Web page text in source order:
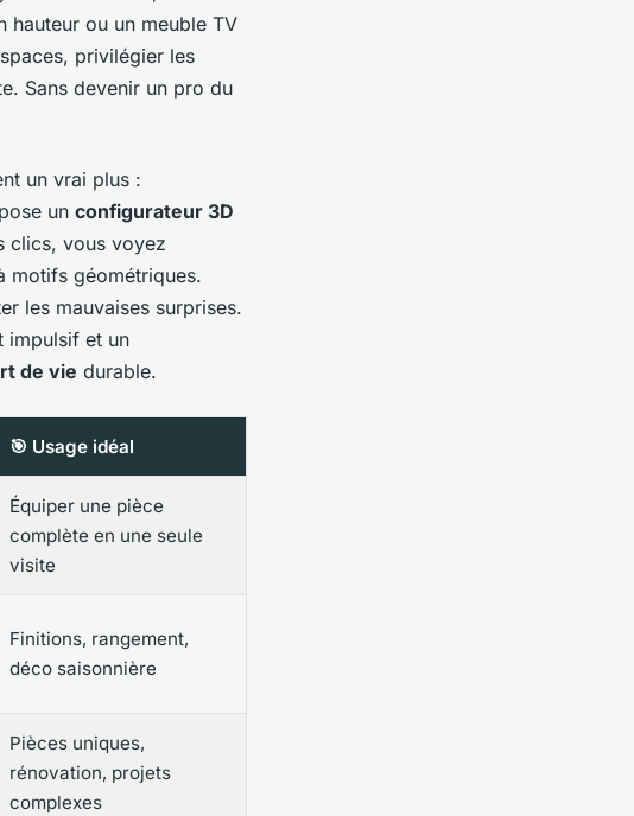
hauteur ou un meuble TV
privilégier les
Sans devenir un pro du
un vrai plus :
un configurateur 3D
clics, vous voyez
motifs géométriques.
les mauvaises surprises.
impulsif et un
de vie durable.
🎯 Usage idéal
Équiper une pièce
complète en une seule
visite
Finitions, rangement,
déco saisonnière
Pièces uniques,
rénovation, projets
complexes